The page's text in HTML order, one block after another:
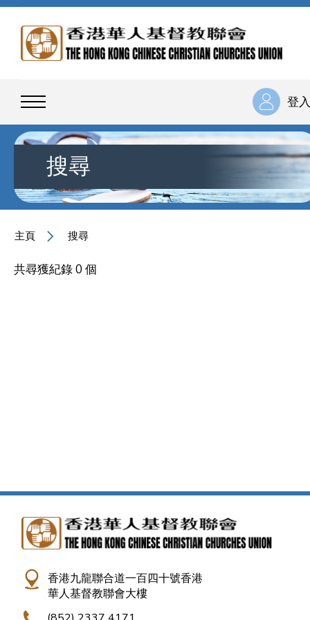
登入
搜尋
主頁 搜尋
共尋獲紀錄 0 個
香港九龍聯合道一百四十號香港
華人基督教聯會大樓